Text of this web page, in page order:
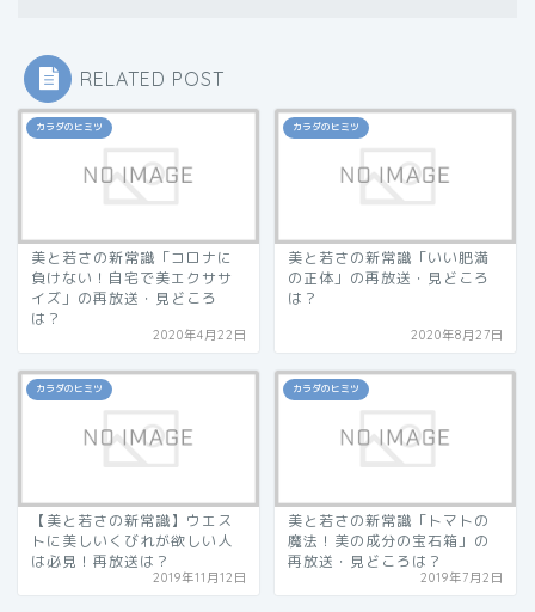
RELATED POST
カラダのヒミツ
美と若さの新常識「コロナに
負けない！自宅で美エクササ
イズ」の再放送・見どころ
は？
2020年4月22日
カラダのヒミツ
美と若さの新常識「いい肥満
の正体」の再放送・見どころ
は？
2020年8月27日
カラダのヒミツ
【美と若さの新常識】ウエス
トに美しいくびれが欲しい人
は必見！再放送は？
2019年11月12日
カラダのヒミツ
美と若さの新常識「トマトの
魔法！美の成分の宝石箱」の
再放送・見どころは？
2019年7月2日